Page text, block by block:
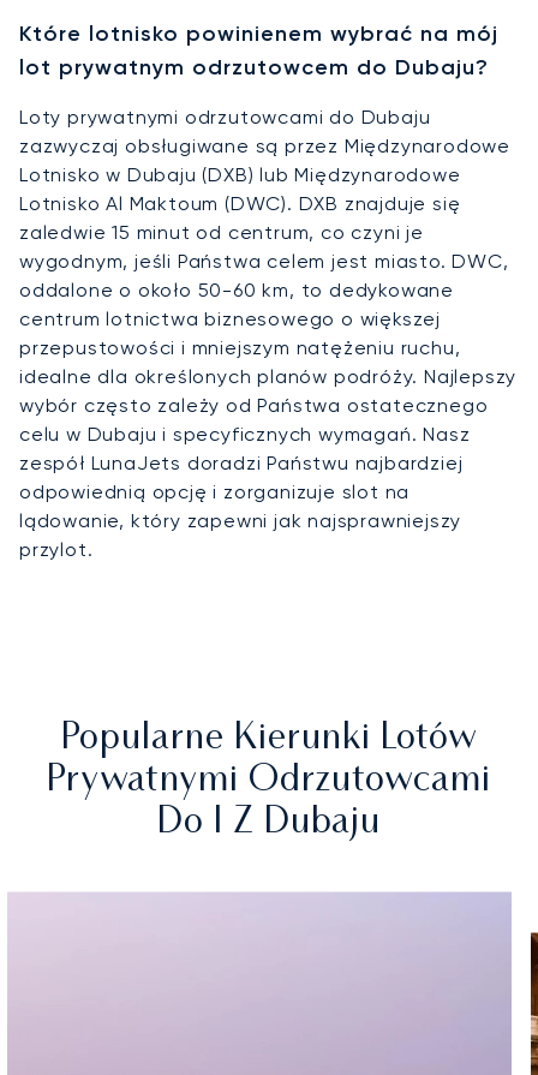
Które lotnisko powinienem wybrać na mój
lot prywatnym odrzutowcem do Dubaju?
Loty prywatnymi odrzutowcami do Dubaju
zazwyczaj obsługiwane są przez Międzynarodowe
Lotnisko w Dubaju (DXB) lub Międzynarodowe
Lotnisko Al Maktoum (DWC). DXB znajduje się
zaledwie 15 minut od centrum, co czyni je
wygodnym, jeśli Państwa celem jest miasto. DWC,
oddalone o około 50-60 km, to dedykowane
centrum lotnictwa biznesowego o większej
przepustowości i mniejszym natężeniu ruchu,
idealne dla określonych planów podróży. Najlepszy
wybór często zależy od Państwa ostatecznego
celu w Dubaju i specyficznych wymagań. Nasz
zespół LunaJets doradzi Państwu najbardziej
odpowiednią opcję i zorganizuje slot na
lądowanie, który zapewni jak najsprawniejszy
przylot.
Popularne Kierunki Lotów
Prywatnymi Odrzutowcami
Do I Z Dubaju